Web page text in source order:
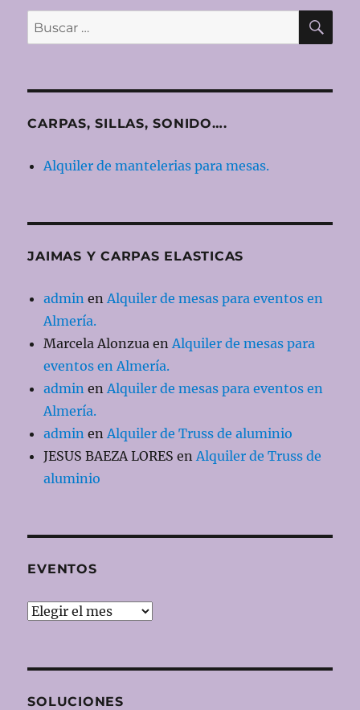
Buscar
por:
CARPAS, SILLAS, SONIDO….
Alquiler de mantelerias para mesas.
JAIMAS Y CARPAS ELASTICAS
admin en Alquiler de mesas para eventos en
Almería.
Marcela Alonzua en Alquiler de mesas para
eventos en Almería.
admin en Alquiler de mesas para eventos en
Almería.
admin en Alquiler de Truss de aluminio
JESUS BAEZA LORES en Alquiler de Truss de
aluminio
EVENTOS
EVENTOS
SOLUCIONES